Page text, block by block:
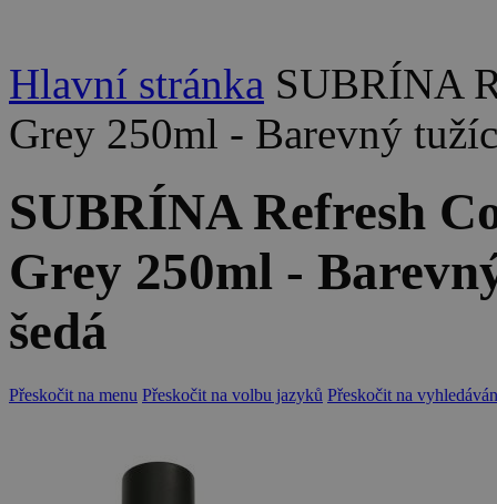
Hlavní stránka SUBRÍNA
Grey 250ml - Barevný
SUBRÍNA Refresh
Grey 250ml -
šedá
Přeskočit na menu Přeskočit na volbu jazyků Přeskočit na